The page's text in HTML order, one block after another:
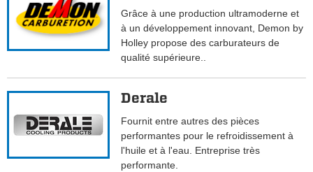
Grâce à une production ultramoderne et
à un développement innovant, Demon by
Holley propose des carburateurs de
qualité supérieure..
Derale
Fournit entre autres des pièces
performantes pour le refroidissement à
l'huile et à l'eau. Entreprise très
performante.